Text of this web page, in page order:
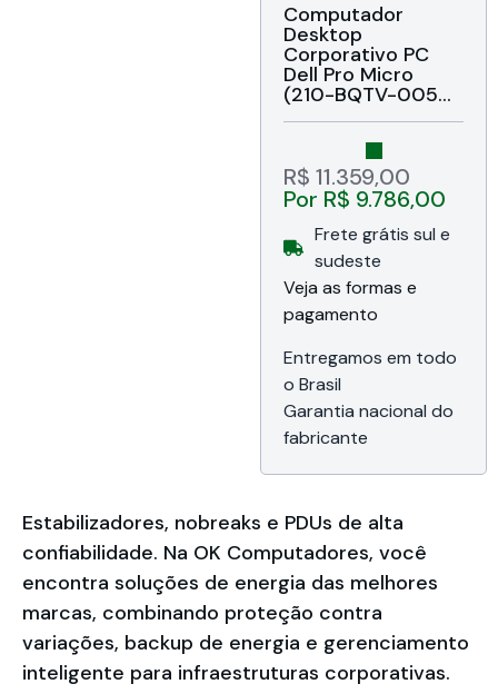
Computador
Desktop
Corporativo PC
Dell Pro Micro
(210-BQTV-0055)
Intel® Core™ Ultra
NPU 20C/20T (8P
+ 12E) até 5.3GHz,
16GB DDR5, SSD
512GB PCIe NVMe,
Intel® Graphics,
Rede Gigabit /
Wi‑Fi 6E AX211 /
Bluetooth 5.3,
USB‑A / USB‑C /
fone‑microfone,
HDMI / DisplayPort,
Áudio, Windows 11
Pro, Formato
Micro, Preto,
e Mouse USB,
meses on‑site da
Dell do Brasil
R$ 11.359,00
Por R$ 9.786,00
Frete grátis sul e
sudeste
Veja as formas e
pagamento
Entregamos em todo
o Brasil
Garantia nacional do
fabricante
Estabilizadores, nobreaks e PDUs de alta
confiabilidade. Na OK Computadores, você
encontra soluções de energia das melhores
marcas, combinando proteção contra
variações, backup de energia e gerenciamento
inteligente para infraestruturas corporativas.